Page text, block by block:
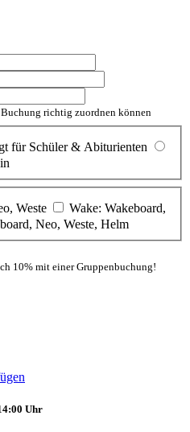
richtig zuordnen können
für Schüler & Abiturienten
Weste
Wake: Wakeboard,
Neo, Weste, Helm
10% mit einer Gruppenbuchung!
Uhr